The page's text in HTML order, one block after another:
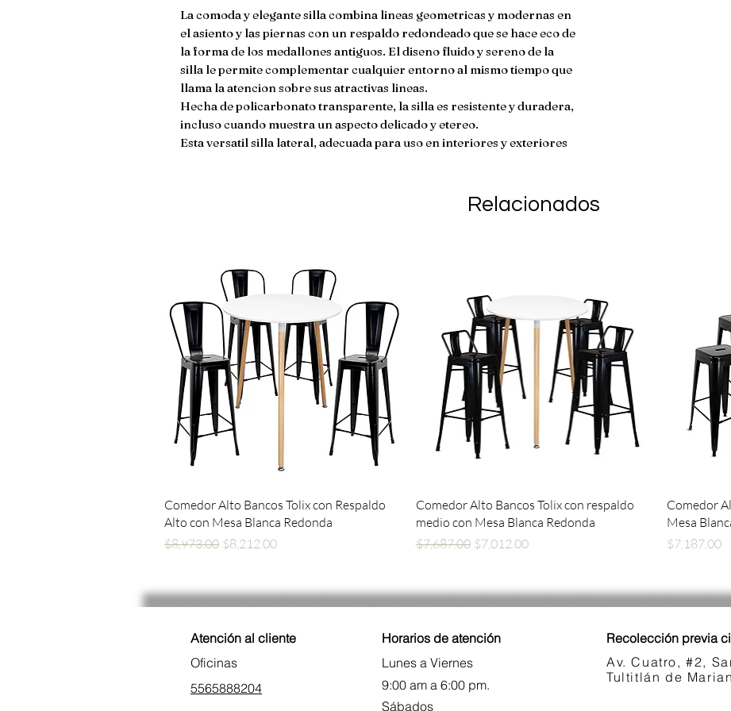
La comoda y elegante silla combina lineas geometricas y modernas en
el asiento y las piernas con un respaldo redondeado que se hace eco de
la forma de los medallones antiguos. El diseno fluido y sereno de la
silla le permite complementar cualquier entorno al mismo tiempo que
llama la atencion sobre sus atractivas lineas.
Hecha de policarbonato transparente, la silla es resistente y duradera,
incluso cuando muestra un aspecto delicado y etereo.
Esta versatil silla lateral, adecuada para uso en interiores y exteriores
Relacionados
Vista rápida
Comedor Alto Bancos Tolix con Respaldo
Alto con Mesa Blanca Redonda
Precio
$8,973.00 Precio de oferta
$8,212.00
Vista rápida
Comedor Alto Bancos Tolix con respaldo
medio con Mesa Blanca Redonda
Precio
$7,687.00 Precio de oferta
$7,012.00
Comedor
Mesa
Precio
$7,187.00
Atención al cliente Horarios de atención
Recolección previa
Oficinas
5565888204
Av. Cuatro, #2,
Tultitlán de
Lunes a Viernes
9:00 am a 6:00 pm.
Sábados